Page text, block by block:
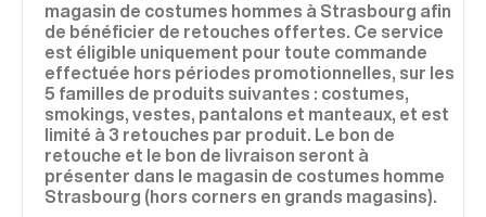
magasin de costumes hommes à Strasbourg afin
de bénéficier de retouches offertes. Ce service
est éligible uniquement pour toute commande
effectuée hors périodes promotionnelles, sur les
5 familles de produits suivantes : costumes,
smokings, vestes, pantalons et manteaux, et est
limité à 3 retouches par produit. Le bon de
retouche et le bon de livraison seront à
présenter dans le magasin de costumes homme
Strasbourg (hors corners en grands magasins).